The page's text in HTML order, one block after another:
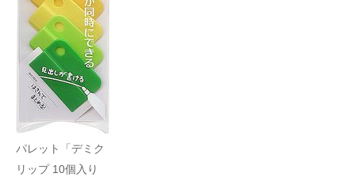
パレット「デミク
リップ 10個入り